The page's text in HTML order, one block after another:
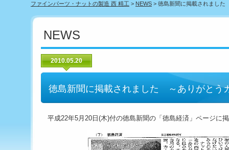
ファインパーツ・ナットの製造 西 精工 > NEWS > 徳島新聞に掲載されまし
NEWS
2010.05.20
徳島新聞に掲載されました ～ありがと
平成22年5月20日(木)付の徳島新聞の「徳島経済」ページに